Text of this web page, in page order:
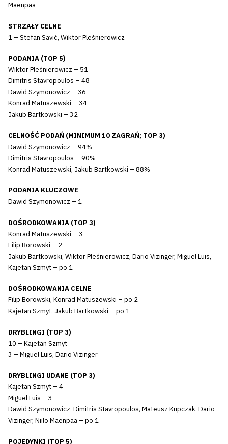
Maenpaa
STRZAŁY CELNE
1 – Stefan Savić, Wiktor Pleśnierowicz
PODANIA (TOP 5)
Wiktor Pleśnierowicz – 51
Dimitris Stavropoulos – 48
Dawid Szymonowicz – 36
Konrad Matuszewski – 34
Jakub Bartkowski – 32
CELNOŚĆ PODAŃ (MINIMUM 10 ZAGRAŃ; TOP 3)
Dawid Szymonowicz – 94%
Dimitris Stavropoulos – 90%
Konrad Matuszewski, Jakub Bartkowski – 88%
PODANIA KLUCZOWE
Dawid Szymonowicz – 1
DOŚRODKOWANIA (TOP 3)
Konrad Matuszewski – 3
Filip Borowski – 2
Jakub Bartkowski, Wiktor Pleśnierowicz, Dario Vizinger, Miguel Luis,
Kajetan Szmyt – po 1
DOŚRODKOWANIA CELNE
Filip Borowski, Konrad Matuszewski – po 2
Kajetan Szmyt, Jakub Bartkowski – po 1
DRYBLINGI (TOP 3)
10 – Kajetan Szmyt
3 – Miguel Luis, Dario Vizinger
DRYBLINGI UDANE (TOP 3)
Kajetan Szmyt – 4
Miguel Luis – 3
Dawid Szymonowicz, Dimitris Stavropoulos, Mateusz Kupczak, Dario
Vizinger, Niilo Maenpaa – po 1
POJEDYNKI (TOP 5)